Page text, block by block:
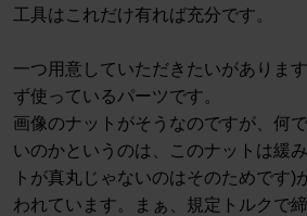
工具はこれだけ有れば充分です。
一つ用意していただきたいがありま
ず使っているパーツです。
画像のナットがそうなのですが、何
いのかというのは、このナットは緩
トが真丸じゃないのはそのためです)
われています。まぁ、規定トルクで